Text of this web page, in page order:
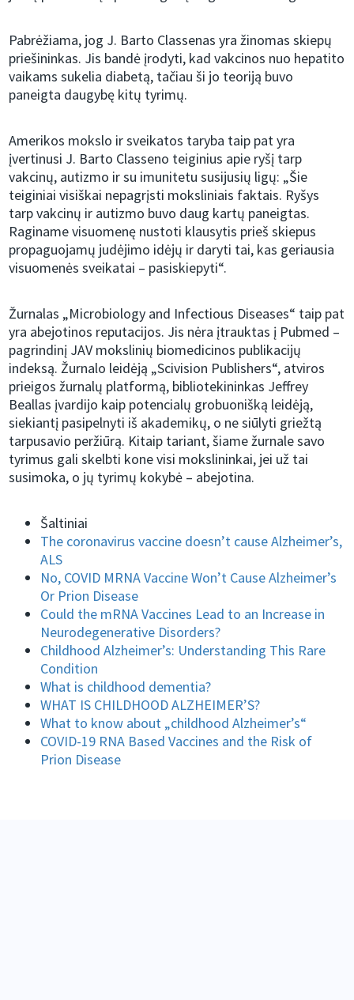
Pabrėžiama, jog J. Barto Classenas yra žinomas skiepų
priešininkas. Jis bandė įrodyti, kad vakcinos nuo hepatito
vaikams sukelia diabetą, tačiau ši jo teoriją buvo
paneigta daugybę kitų tyrimų.
Amerikos mokslo ir sveikatos taryba taip pat yra
įvertinusi J. Barto Classeno teiginius apie ryšį tarp
vakcinų, autizmo ir su imunitetu susijusių ligų: „Šie
teiginiai visiškai nepagrįsti moksliniais faktais. Ryšys
tarp vakcinų ir autizmo buvo daug kartų paneigtas.
Raginame visuomenę nustoti klausytis prieš skiepus
propaguojamų judėjimo idėjų ir daryti tai, kas geriausia
visuomenės sveikatai – pasiskiepyti“.
Žurnalas „Microbiology and Infectious Diseases“ taip pat
yra abejotinos reputacijos. Jis nėra įtrauktas į Pubmed –
pagrindinį JAV mokslinių biomedicinos publikacijų
indeksą. Žurnalo leidėją „Scivision Publishers“, atviros
prieigos žurnalų platformą, bibliotekininkas Jeffrey
Beallas įvardijo kaip potencialų grobuonišką leidėją,
siekiantį pasipelnyti iš akademikų, o ne siūlyti griežtą
tarpusavio peržiūrą. Kitaip tariant, šiame žurnale savo
tyrimus gali skelbti kone visi mokslininkai, jei už tai
susimoka, o jų tyrimų kokybė – abejotina.
Šaltiniai
The coronavirus vaccine doesn’t cause Alzheimer’s,
ALS
No, COVID MRNA Vaccine Won’t Cause Alzheimer’s
Or Prion Disease
Could the mRNA Vaccines Lead to an Increase in
Neurodegenerative Disorders?
Childhood Alzheimer’s: Understanding This Rare
Condition
What is childhood dementia?
WHAT IS CHILDHOOD ALZHEIMER’S?
What to know about „childhood Alzheimer’s“
COVID-19 RNA Based Vaccines and the Risk of
Prion Disease